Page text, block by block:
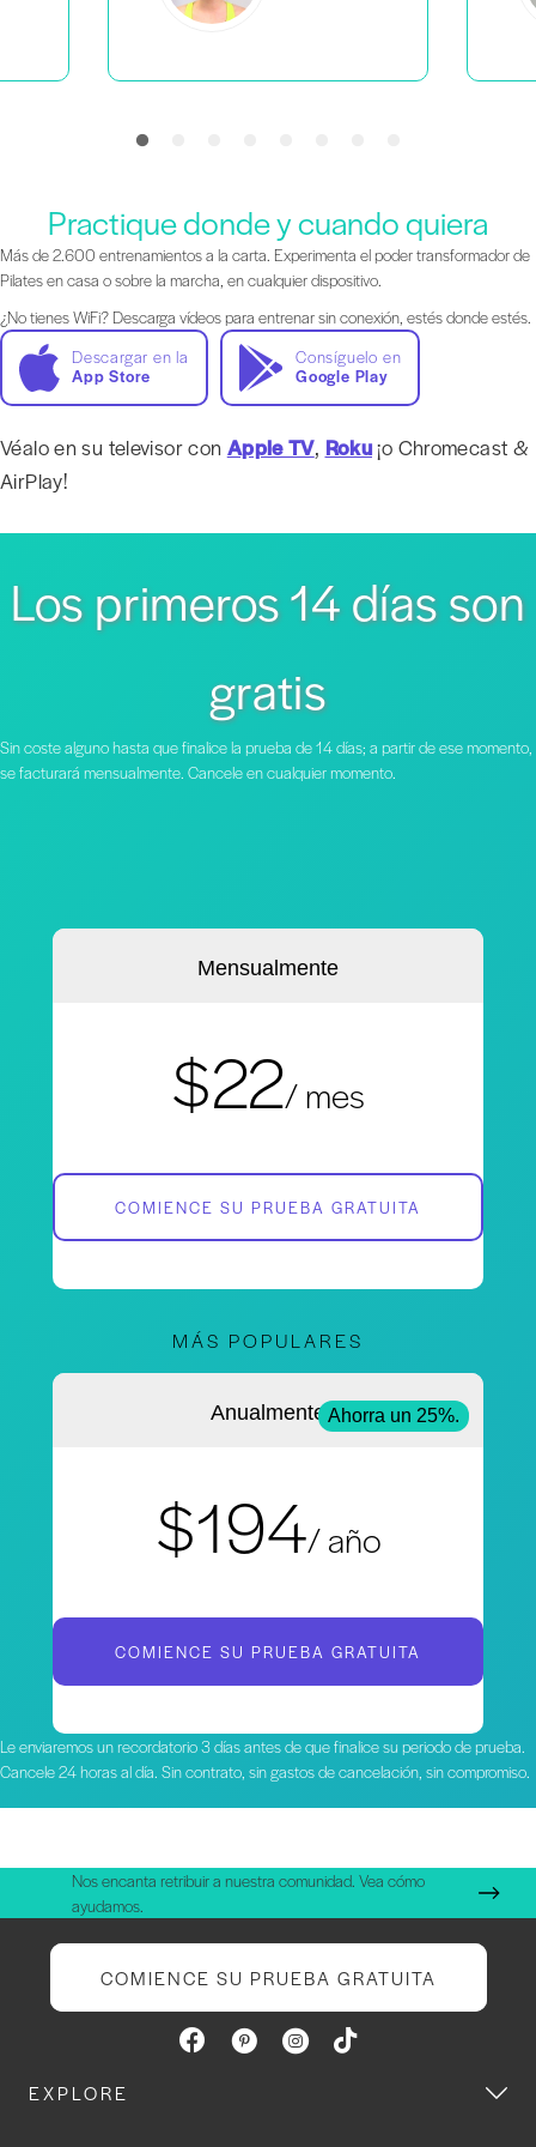
Practique donde y cuando quiera
Más de 2.600 entrenamientos a la carta. Experimenta el poder transformador de
Pilates en casa o sobre la marcha, en cualquier dispositivo.
¿No tienes WiFi? Descarga vídeos para entrenar sin conexión, estés donde estés.
Descargar en la
App Store
Consíguelo en
Google Play
Véalo en su televisor con Apple TV, Roku¡o Chromecast &
AirPlay!
Los primeros 14 días son
gratis
Sin coste alguno hasta que finalice la prueba de 14 días; a partir de ese momento,
se facturará mensualmente. Cancele en cualquier momento.
Mensualmente
$22/ mes
COMIENCE SU PRUEBA GRATUITA
MÁS POPULARES
AnualmenteAhorra un 25%.
$194/ año
COMIENCE SU PRUEBA GRATUITA
Le enviaremos un recordatorio 3 días antes de que finalice su periodo de prueba.
Cancele 24 horas al día. Sin contrato, sin gastos de cancelación, sin compromiso.
Nos encanta retribuir a nuestra comunidad. Vea cómo
ayudamos.
COMIENCE SU PRUEBA GRATUITA
EXPLORE